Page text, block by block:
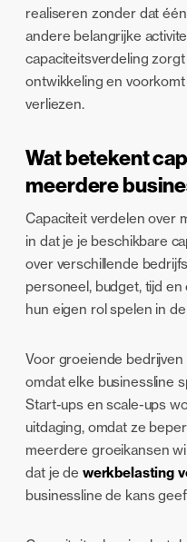
realiseren zonder dat
andere belangrijke
capaciteitsverdeling
ontwikkeling en
verliezen.
Wat betekent
meerdere
Capaciteit verdelen over
in dat je je beschikbare
over verschillende
personeel, budget, tijd
hun eigen rol spelen in
Voor groeiende
omdat elke businessline
Start-ups en scale-ups
uitdaging, omdat ze
meerdere groeikansen
dat je de werkbelasting
businessline de kans